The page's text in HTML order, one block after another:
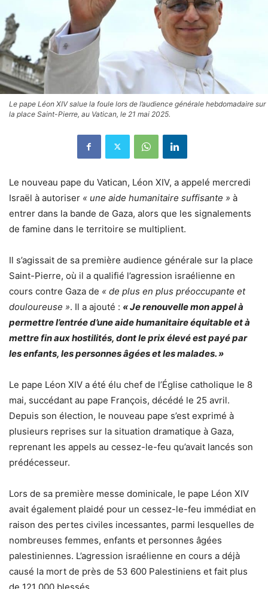
Le pape Léon XIV salue la foule lors de l’audience générale hebdomadaire sur
la place Saint-Pierre, au Vatican, le 21 mai 2025.
Le nouveau pape du Vatican, Léon XIV, a appelé mercredi
Israël à autoriser « une aide humanitaire suffisante » à
entrer dans la bande de Gaza, alors que les signalements
de famine dans le territoire se multiplient.
Il s’agissait de sa première audience générale sur la place
Saint-Pierre, où il a qualifié l’agression israélienne en
cours contre Gaza de « de plus en plus préoccupante et
douloureuse ». Il a ajouté : « Je renouvelle mon appel à
permettre l’entrée d’une aide humanitaire équitable et à
mettre fin aux hostilités, dont le prix élevé est payé par
les enfants, les personnes âgées et les malades. »
Le pape Léon XIV a été élu chef de l’Église catholique le 8
mai, succédant au pape François, décédé le 25 avril.
Depuis son élection, le nouveau pape s’est exprimé à
plusieurs reprises sur la situation dramatique à Gaza,
reprenant les appels au cessez-le-feu qu’avait lancés son
prédécesseur.
Lors de sa première messe dominicale, le pape Léon XIV
avait également plaidé pour un cessez-le-feu immédiat en
raison des pertes civiles incessantes, parmi lesquelles de
nombreuses femmes, enfants et personnes âgées
palestiniennes. L’agression israélienne en cours a déjà
causé la mort de près de 53 600 Palestiniens et fait plus
de 121 000 blessés.